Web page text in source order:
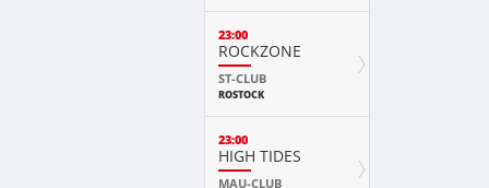
23:00
ROCKZONE
ST-CLUB
ROSTOCK
23:00
HIGH TIDES
MAU-CLUB